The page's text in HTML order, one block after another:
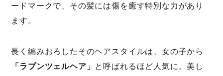
ードマークで、その髪には傷を癒す特別な力があり
ます。
長く編みおろしたそのヘアスタイルは、女の子から
「ラプンツェルヘア」 と呼ばれるほど人気に。美し